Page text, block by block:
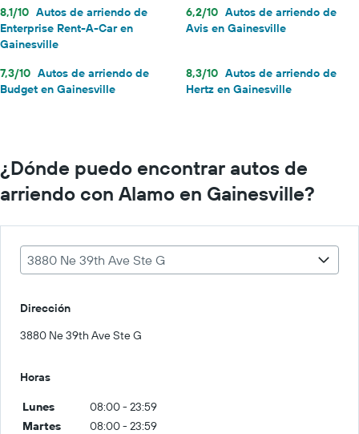
8,1/10 Autos de arriendo de
Enterprise Rent-A-Car en
Gainesville
6,2/10 Autos de arriendo de
Avis en Gainesville
7,3/10 Autos de arriendo de
Budget en Gainesville
8,3/10 Autos de arriendo de
Hertz en Gainesville
¿Dónde puedo encontrar autos de
arriendo con Alamo en Gainesville?
3880 Ne 39th Ave Ste G
Dirección
3880 Ne 39th Ave Ste G
Horas
Lunes
08:00 - 23:59
Martes
08:00 - 23:59